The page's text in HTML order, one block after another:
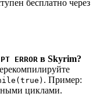
бесплатно через
ERROR в Skyrim?
. Пример:
циклами.